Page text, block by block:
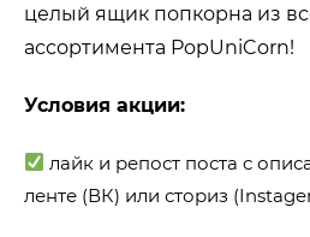
целый ящик попкорна из
ассортимента PopUniCorn!
Условия акции:
лайк и репост поста с
ленте (ВК) или сториз